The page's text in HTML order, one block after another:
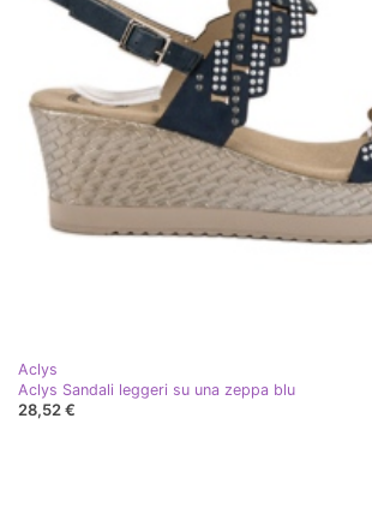
Aclys
Aclys Sandali leggeri su una zeppa blu
28,52 €